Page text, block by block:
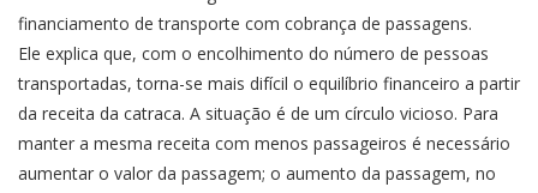
financiamento de transporte com cobrança de passagens.
Ele explica que, com o encolhimento do número de pessoas
transportadas, torna-se mais difícil o equilíbrio financeiro a partir
da receita da catraca. A situação é de um círculo vicioso. Para
manter a mesma receita com menos passageiros é necessário
aumentar o valor da passagem; o aumento da passagem, no